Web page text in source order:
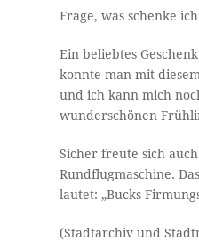
Frage, was schenke
Ein beliebtes
konnte man mit
und ich kann mich
wunderschönen
Sicher freute sich
Rundflugmaschine.
lautet: „Bucks
(Stadtarchiv und